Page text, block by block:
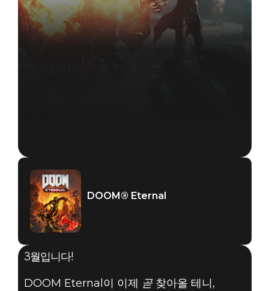
DOOM® Eternal
3월입니다!
DOOM Eternal이 이제 곧찾아올 테니,